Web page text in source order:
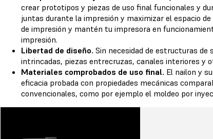
crear prototipos y piezas de uso final funcionales y
juntas durante la impresión y maximizar el espacio
de impresión y mantén tu impresora en
impresión.
Libertad de diseño. Sin necesidad de estructuras
intrincadas, piezas entrecruzas, canales interiores y
Materiales comprobados de uso final. El nailon y
eficacia probada con propiedades mecánicas
convencionales, como por ejemplo el moldeo por